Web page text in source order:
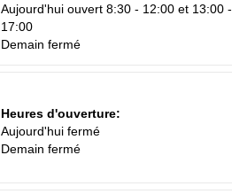
Aujourd'hui ouvert 8:30 - 12:00 et 13:00 -
17:00
Demain fermé
Heures d'ouverture:
Aujourd'hui fermé
Demain fermé